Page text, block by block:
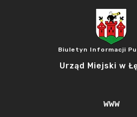
Biuletyn Informacji
Urząd Miejski w
WWW